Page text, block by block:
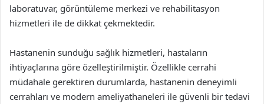
laboratuvar, görüntüleme merkezi ve rehabilitasyon
hizmetleri ile de dikkat çekmektedir.
Hastanenin sunduğu sağlık hizmetleri, hastaların
ihtiyaçlarına göre özelleştirilmiştir. Özellikle cerrahi
müdahale gerektiren durumlarda, hastanenin deneyimli
cerrahları ve modern ameliyathaneleri ile güvenli bir tedavi